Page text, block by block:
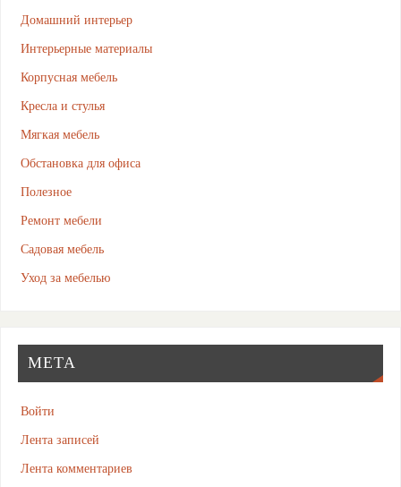
Домашний интерьер
Интерьерные материалы
Корпусная мебель
Кресла и стулья
Мягкая мебель
Обстановка для офиса
Полезное
Ремонт мебели
Садовая мебель
Уход за мебелью
МЕТА
Войти
Лента записей
Лента комментариев